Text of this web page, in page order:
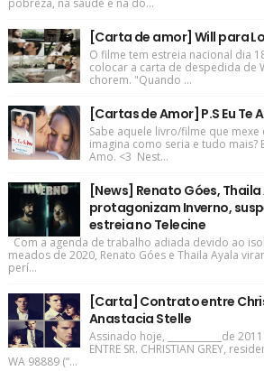
pobreza, na saúde e na do...
[Carta de amor] Will para
O filme tem estreia nacional dia
colocar a carta de despedida de
chorem. "Quando ...
[Cartas de Amor] P.S Eu Te
Sabe aquele livro/filme que mexe
imagina como seria e tudo mais?
Amo. <3 Nest...
[News] Renato Góes,
protagonizam Inverno,
estreia no Telecine
Com a agenda de trabalho adiada devido ao
meados de 2020, Renato Góes e Thaila Ayala
perí...
[Carta] Contrato entre
Anastacia Stelle
Assinado hoje, ____________de
ENTRE SR. CHRISTIAN GREY,
WA 98889 (“...